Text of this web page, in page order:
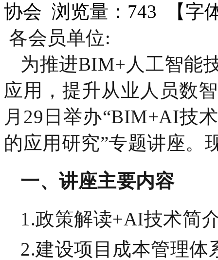
协会 浏览量：743 【字
各会员单位:
为推进BIM+人工智能
应用，提升从业人员数
月29日举办“BIM+AI技
的应用研究”专题讲座。
‌一、讲座主要内容
1.政策解读+AI技术简
2.建设项目成本管理体